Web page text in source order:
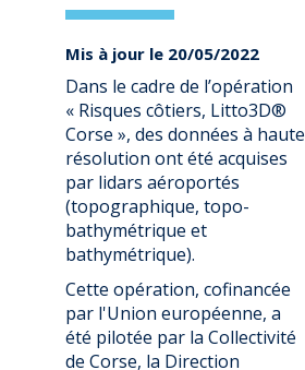
Mis à jour le 20/05/2022
Dans le cadre de l’opération
« Risques côtiers, Litto3D®
Corse », des données à haute
résolution ont été acquises
par lidars aéroportés
(topographique, topo-
bathymétrique et
bathymétrique).
Cette opération, cofinancée
par l'Union européenne, a
été pilotée par la Collectivité
de Corse, la Direction